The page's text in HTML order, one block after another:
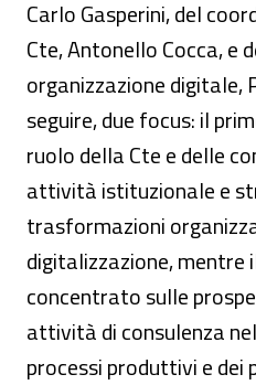
Carlo Gasperini, del
Cte, Antonello Cocca, e
organizzazione digitale,
seguire, due focus: il
ruolo della Cte e delle
attività istituzionale e
trasformazioni
digitalizzazione, mentre
concentrato sulle
attività di consulenza
processi produttivi e